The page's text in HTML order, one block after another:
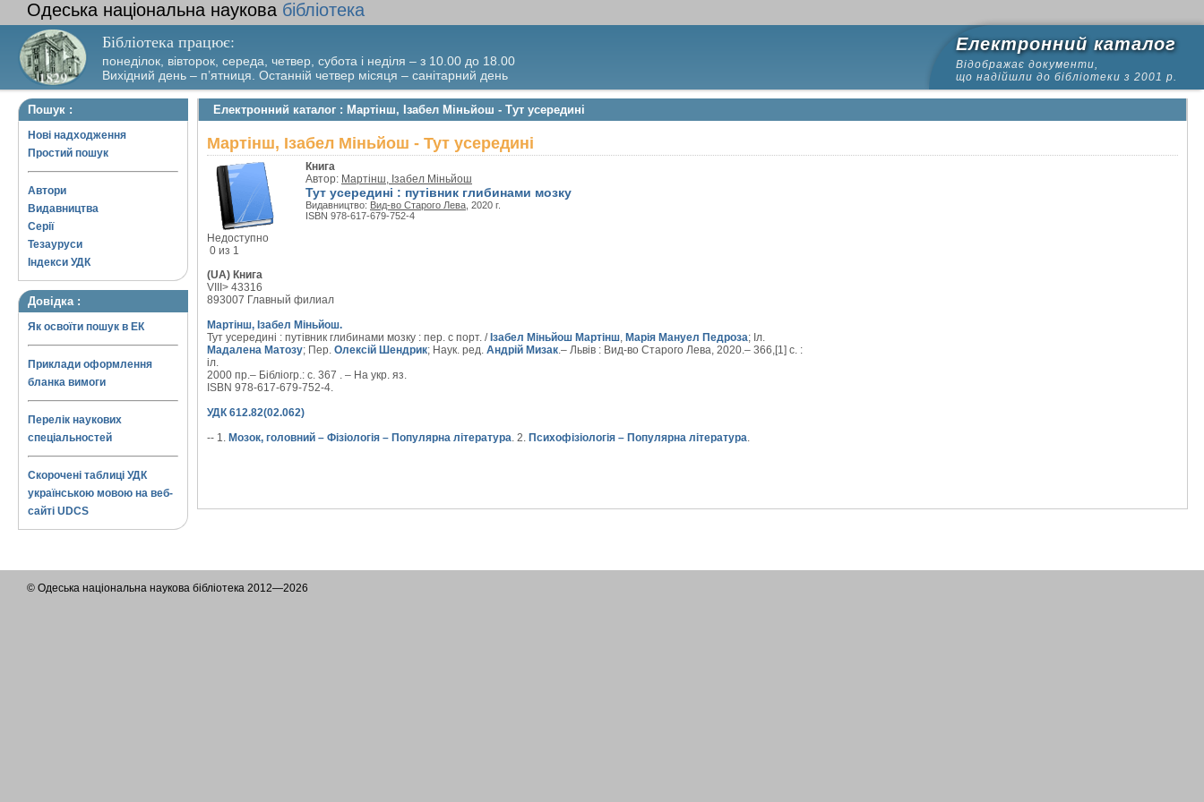
Одеська національна наукова бібліотека
Бібліотека працює:
понеділок, вівторок, середа, четвер, субота і неділя – з 10.00 до 18.00
Вихідний день – п’ятниця. Останній четвер місяця – санітарний день
Електронний каталог
Відображає документи,
що надійшли до бібліотеки з 2001 р.
Пошук :
Нові надходження
Простий пошук
Автори
Видавництва
Серії
Тезауруси
Індекси УДК
Довідка :
Як освоїти пошук в ЕК
Приклади оформлення
бланка вимоги
Перелік наукових
спеціальностей
Скорочені таблиці УДК
українською мовою на веб-
сайті UDCS
Електронний каталог : Мартінш, Ізабел Міньйош - Тут усередині
Мартінш, Ізабел Міньйош - Тут усередині
Недоступно
0 из 1
Книга
Автор: Мартінш, Ізабел Міньйош
Тут усередині : путівник глибинами мозку
Видавництво: Вид-во Старого Лева , 2020 г.
ISBN 978-617-679-752-4
(UA) Книга
VIII> 43316
893007 Главный филиал
Мартінш, Ізабел Міньйош.
Тут усередині : путівник глибинами мозку : пер. с порт. / Ізабел Міньйош Мартінш, Марія Мануел Педроза; Іл.
Мадалена Матозу; Пер. Олексій Шендрик; Наук. ред. Андрій Мизак.– Львів : Вид-во Старого Лева, 2020.– 366,[1] с. :
іл.
2000 пр.– Бібліогр.: с. 367 . – На укр. яз.
ISBN 978-617-679-752-4.
УДК 612.82(02.062)
-- 1. Мозок, головний – Фізіологія – Популярна література. 2. Психофізіологія – Популярна література.
© Одеська національна наукова бібліотека 2012—2026